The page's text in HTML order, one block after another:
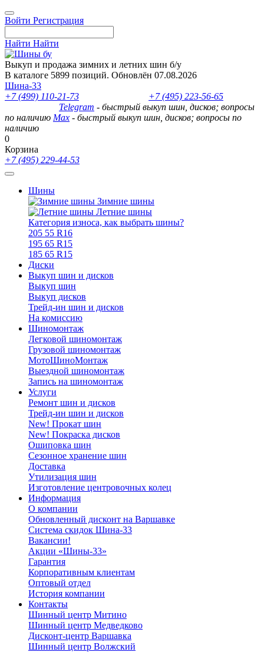
Войти Регистрация
Найти Найти
Выкуп и продажа зимних и летних шин б/у
В каталоге 5899 позиций. Обновлён 07.08.2026
Шина-33
+7 (499) 110-21-73
+7 (495) 223-56-65
Telegram - быстрый выкуп шин, дисков; вопросы
по наличию Max - быстрый выкуп шин, дисков; вопросы по
наличию
0
Корзина
+7 (495) 229-44-53
Шины
Зимние шины
Летние шины
Категория износа, как выбрать шины?
205 55 R16
195 65 R15
185 65 R15
Диски
Выкуп шин и дисков
Выкуп шин
Выкуп дисков
Трейд-ин шин и дисков
На комиссию
Шиномонтаж
Легковой шиномонтаж
Грузовой шиномонтаж
МотоШиноМонтаж
Выездной шиномонтаж
Запись на шиномонтаж
Услуги
Ремонт шин и дисков
Трейд-ин шин и дисков
New! Прокат шин
New! Покраска дисков
Ошиповка шин
Сезонное хранение шин
Доставка
Утилизация шин
Изготовление центровочных колец
Информация
О компании
Обновленный дисконт на Варшавке
Система скидок Шина-33
Вакансии!
Акции «Шины-33»
Гарантия
Корпоративным клиентам
Оптовый отдел
История компании
Контакты
Шинный центр Митино
Шинный центр Медведково
Дисконт-центр Варшавка
Шинный центр Волжский